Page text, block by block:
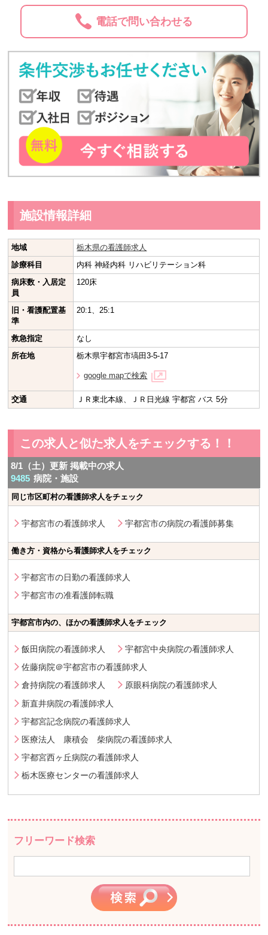
電話で問い合わせる
施設情報詳細
地域
栃木県の看護師求人
診療科目
内科 神経内科 リハビリテーション科
病床数・入居定
員
120床
旧・看護配置基
準
20:1、25:1
救急指定
なし
所在地
栃木県宇都宮市塙田3-5-17
google mapで検索
交通 ＪＲ東北本線、ＪＲ日光線 宇都宮 バス 5分
この求人と似た求人をチェックする！！
8/1（土）更新 掲載中の求人
9485 病院・施設
同じ市区町村の看護師求人をチェック
宇都宮市の看護師求人 宇都宮市の病院の看護師募集
働き方・資格から看護師求人をチェック
宇都宮市の日勤の看護師求人
宇都宮市の准看護師転職
宇都宮市内の、ほかの看護師求人をチェック
飯田病院の看護師求人
宇都宮中央病院の看護師求人
佐藤病院＠宇都宮市の看護師求人
倉持病院の看護師求人
原眼科病院の看護師求人
新直井病院の看護師求人
宇都宮記念病院の看護師求人
医療法人 康積会 柴病院の看護師求人
宇都宮西ヶ丘病院の看護師求人
栃木医療センターの看護師求人
フリーワード検索